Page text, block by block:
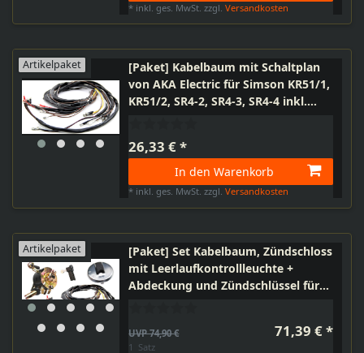
* inkl. ges. MwSt. zzgl.Versandkosten
Artikelpaket
[Paket] Kabelbaum mit Schaltplan
von AKA Electric für Simson KR51/1,
KR51/2, SR4-2, SR4-3, SR4-4 inkl.
26,33 € *
In den Warenkorb
* inkl. ges. MwSt. zzgl.Versandkosten
Artikelpaket
[Paket] Set Kabelbaum, Zündschloss
mit Leerlaufkontrollleuchte +
Abdeckung und Zündschlüssel für
UVP 74,90 € 71,39 € *
1 Satz